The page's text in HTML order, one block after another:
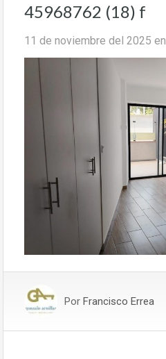
45968762 (18) f
11 de noviembre del 2025 en
Por Francisco Errea